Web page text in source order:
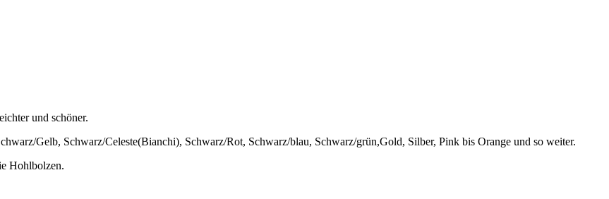
und schöner.
Gelb, Schwarz/Celeste(Bianchi), Schwarz/Rot, Schwarz/blau, Schwarz/grün,Gold, Silber, Pink bis Orange und so weiter.
Hohlbolzen.